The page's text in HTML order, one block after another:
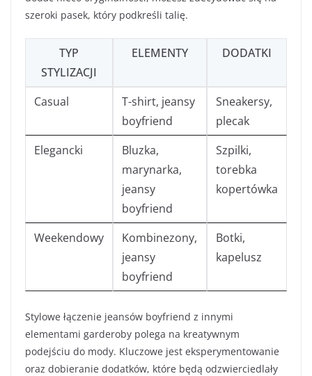
szeroki pasek, który podkreśli talię.
TYP
STYLIZACJI
ELEMENTY DODATKI
Casual
T-shirt, jeansy
boyfriend
Sneakersy,
plecak
Elegancki
Bluzka,
marynarka,
jeansy
boyfriend
Szpilki,
torebka
kopertówka
Weekendowy
Kombinezony,
jeansy
boyfriend
Botki,
kapelusz
Stylowe łączenie jeansów boyfriend z innymi
elementami garderoby polega na kreatywnym
podejściu do mody. Kluczowe jest eksperymentowanie
oraz dobieranie dodatków, które będą odzwierciedlały